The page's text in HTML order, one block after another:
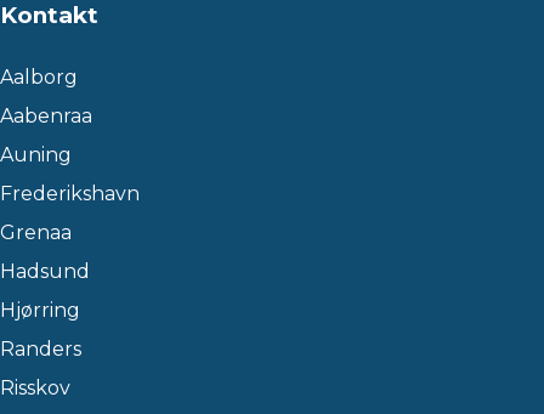
Kontakt
Aalborg
Aabenraa
Auning
Frederikshavn
Grenaa
Hadsund
Hjørring
Randers
Risskov